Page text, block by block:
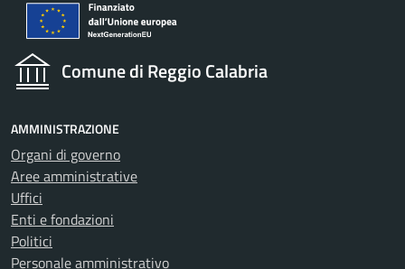
Comune di Reggio Calabria
AMMINISTRAZIONE
Organi di governo
Aree amministrative
Uffici
Enti e fondazioni
Politici
Personale amministrativo